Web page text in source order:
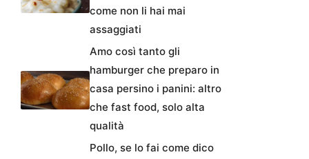
come non li hai mai
assaggiati
Amo così tanto gli
hamburger che preparo in
casa persino i panini: altro
che fast food, solo alta
qualità
Pollo, se lo fai come dico